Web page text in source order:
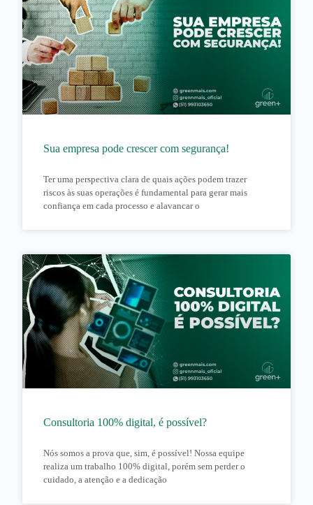
Sua empresa pode crescer com segurança!
Ter uma perspectiva clara de quais ações podem trazer
riscos às suas operações é fundamental para gerar mais
confiança em cada processo e alavancar o
Consultoria 100% digital, é possível?
Nós somos a prova que, sim, é possível! Nossa equipe
realiza um trabalho 100% digital, porém sem perder o
cuidado, a atenção e a dedicação